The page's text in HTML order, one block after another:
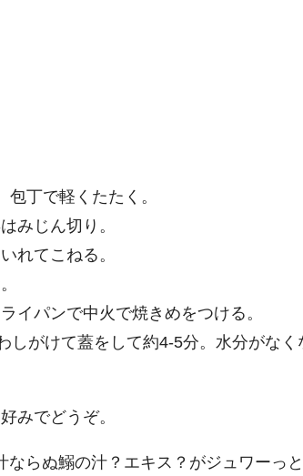
丁で軽くたたく。
みじん切り。
てこねる。
イパンで中火で焼きめをつける。
がけて蓋をして約4-5分。水分がなく
みでどうぞ。
らぬ鰯の汁？エキス？がジュワーっと